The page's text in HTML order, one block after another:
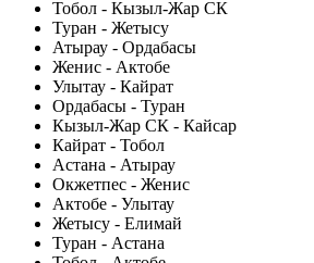
Тобол - Кызыл-Жар СК
Туран - Жетысу
Атырау - Ордабасы
Женис - Актобе
Улытау - Кайрат
Ордабасы - Туран
Кызыл-Жар СК - Кайсар
Кайрат - Тобол
Астана - Атырау
Окжетпес - Женис
Актобе - Улытау
Жетысу - Елимай
Туран - Астана